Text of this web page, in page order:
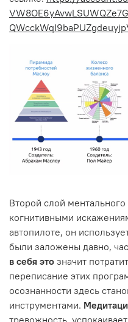
Второй слой
когнитивными
автопилоте, он
были заложены давно,
в себя это значит
переписание этих
осознанности здесь
инструментами.